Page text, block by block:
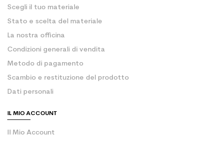
Scegli il tuo materiale
Stato e scelta del materiale
La nostra officina
Condizioni generali di vendita
Metodo di pagamento
Scambio e restituzione del prodotto
Dati personali
IL MIO ACCOUNT
Il Mio Account